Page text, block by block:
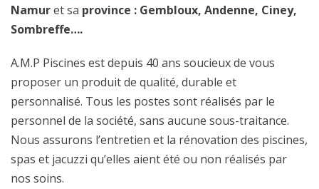
Namuret sa province : Gembloux, Andenne, Ciney,
Sombreffe….
A.M.P Piscines est depuis 40 ans soucieux de vous
proposer un produit de qualité, durable et
personnalisé. Tous les postes sont réalisés par le
personnel de la société, sans aucune sous-traitance.
Nous assurons l’entretien et la rénovation des piscines,
spas et jacuzzi qu’elles aient été ou non réalisés par
nos soins.